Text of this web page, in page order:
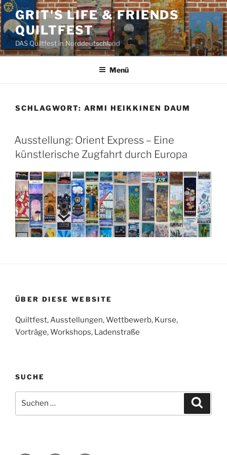
Zum
Inhalt
springen
GRIT'S LIFE & FRIENDS
QUILTFEST
DAS Quiltfest in Norddeutschland
Menü
SCHLAGWORT: ARMI HEIKKINEN DAUM
Ausstellung: Orient Express – Eine
künstlerische Zugfahrt durch Europa
ÜBER DIESE WEBSITE
Quiltfest, Ausstellungen, Wettbewerb, Kurse,
Vorträge, Workshops, Ladenstraße
SUCHE
nach: